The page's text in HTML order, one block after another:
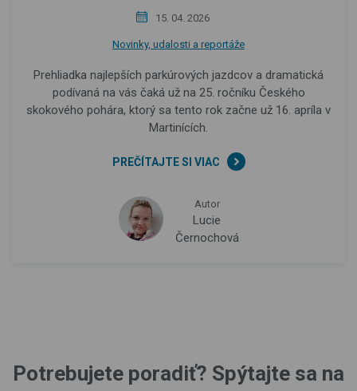
15. 04. 2026
Novinky, udalosti a reportáže
Prehliadka najlepších parkúrových jazdcov a dramatická
podívaná na vás čaká už na 25. ročníku Českého
skokového pohára, ktorý sa tento rok začne už 16. apríla v
Martinících.
PREČÍTAJTE SI VIAC
Autor
Lucie
Černochová
Potrebujete poradiť? Spýtajte sa na